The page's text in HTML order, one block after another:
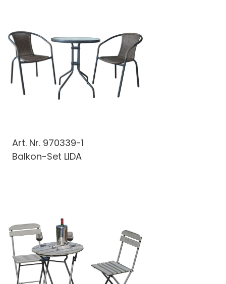
Art. Nr. 970339-1
Balkon-Set LIDA